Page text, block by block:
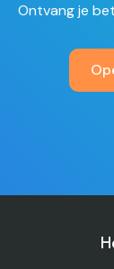
Ontvang je